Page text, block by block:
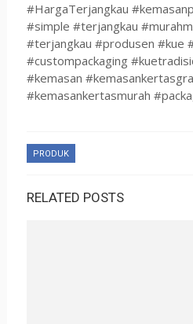
#HargaTerjangkau
#simple #terjangkau
#terjangkau #produsen #kue
#custompackaging
#kemasan
#kemasankertasmurah
PRODUK
RELATED POSTS